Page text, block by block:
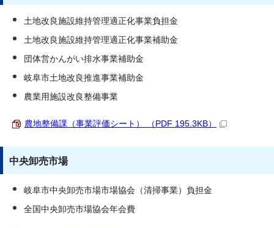
土地改良施設維持管理適正化事業負担金
土地改良施設維持管理適正化事業補助金
団体営かんがい排水事業補助金
岐阜市土地改良推進事業補助金
農業用施設改良整備事業
農地整備課（事業評価シート） （PDF 195.3KB）
中央卸売市場
岐阜市中央卸売市場市場協会（清掃事業）負担金
全国中央卸売市場協会年会費